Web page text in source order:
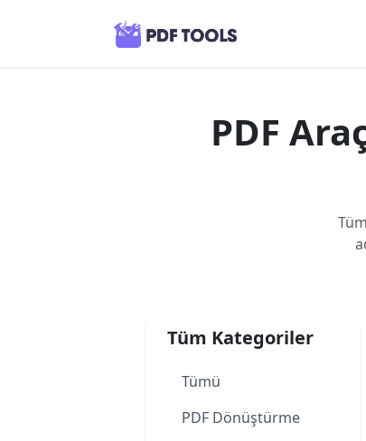
PDF
Tüm Kategoriler
Tümü
PDF Dönüştürme